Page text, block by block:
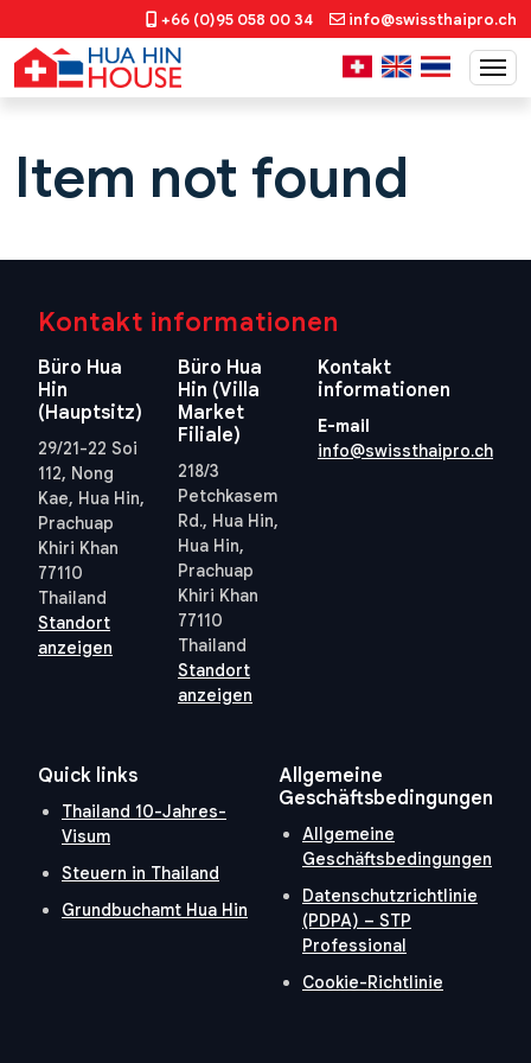
+66 (0)95 058 00 34 info@swissthaipro.ch
Item not found
Kontakt informationen
Büro Hua
Hin
(Hauptsitz)
29/21-22 Soi
112, Nong
Kae, Hua Hin,
Prachuap
Khiri Khan
77110
Thailand
Standort
anzeigen
Büro Hua
Hin (Villa
Market
Filiale)
218/3
Petchkasem
Rd., Hua Hin,
Hua Hin,
Prachuap
Khiri Khan
77110
Thailand
Standort
anzeigen
Kontakt
informationen
E-mail
info@swissthaipro.ch
Quick links
Thailand 10-Jahres-
Visum
Steuern in Thailand
Grundbuchamt Hua Hin
Allgemeine
Geschäftsbedingungen
Allgemeine
Geschäftsbedingungen
Datenschutzrichtlinie
(PDPA) – STP
Professional
Cookie-Richtlinie